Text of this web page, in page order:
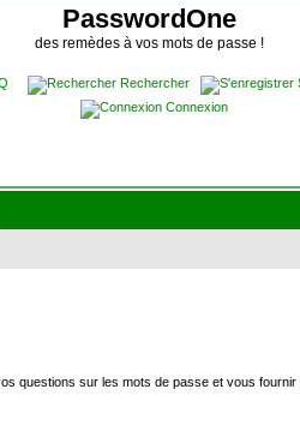
PasswordOne
des remèdes à vos mots de passe !
Rechercher
Connexion
questions sur les mots de passe et vous fournir